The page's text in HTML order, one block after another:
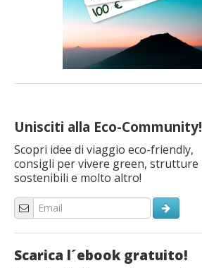
Unisciti alla Eco-Community!
Scopri idee di viaggio eco-friendly,
consigli per vivere green, strutture
sostenibili e molto altro!
Scarica l´ebook gratuito!